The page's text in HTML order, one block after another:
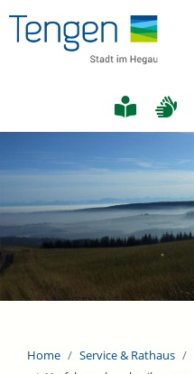
Home Service & Rathaus